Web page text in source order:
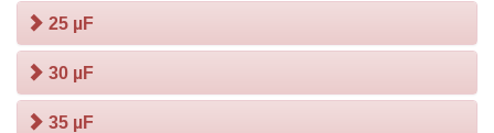
25 µF
30 µF
35 µF